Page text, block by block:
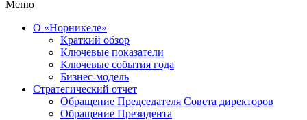
Меню
О «Норникеле»
Краткий обзор
Ключевые показатели
Ключевые события года
Бизнес-модель
Стратегический отчет
Обращение Председателя Совета директоров
Обращение Президента